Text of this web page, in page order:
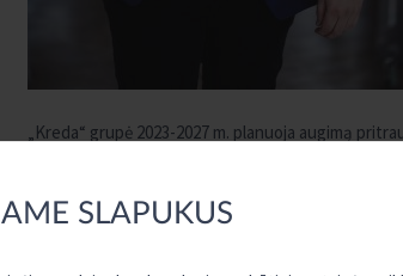
SLAPUKUS
„Kreda“ grupė 2023-2027 m. planuoja augimą
dalį iki 35 proc. Pasak M. Raipos, iki 2022
persitvarkančių kredito unijų turėtų prisijungti
proc. Taip pat bus plečiamas teikiamų paslaugų